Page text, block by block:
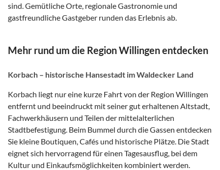
sind. Gemütliche Orte, regionale Gastronomie und
gastfreundliche Gastgeber runden das Erlebnis ab.
Mehr rund um die Region Willingen entdecken
Korbach – historische Hansestadt im Waldecker Land
Korbach liegt nur eine kurze Fahrt von der Region Willingen
entfernt und beeindruckt mit seiner gut erhaltenen Altstadt,
Fachwerkhäusern und Teilen der mittelalterlichen
Stadtbefestigung. Beim Bummel durch die Gassen entdecken
Sie kleine Boutiquen, Cafés und historische Plätze. Die Stadt
eignet sich hervorragend für einen Tagesausflug, bei dem
Kultur und Einkaufsmöglichkeiten kombiniert werden.